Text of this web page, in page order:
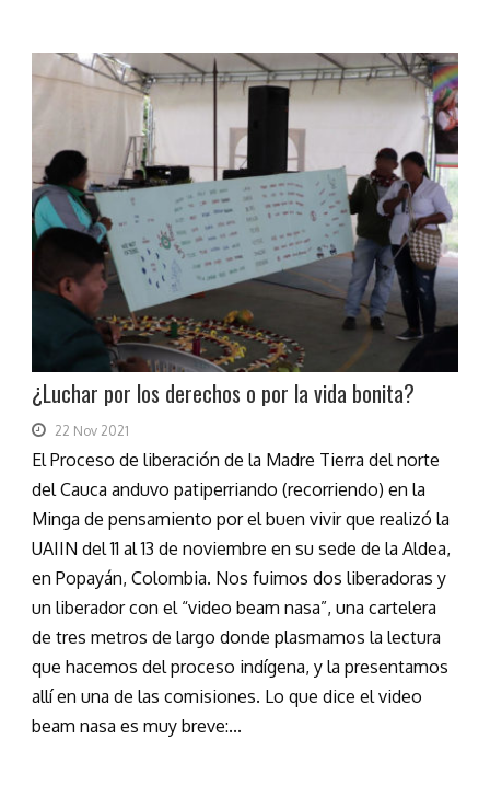
¿Luchar por los derechos o por la vida bonita?
22 Nov 2021
El Proceso de liberación de la Madre Tierra del norte
del Cauca anduvo patiperriando (recorriendo) en la
Minga de pensamiento por el buen vivir que realizó la
UAIIN del 11 al 13 de noviembre en su sede de la Aldea,
en Popayán, Colombia. Nos fuimos dos liberadoras y
un liberador con el “video beam nasa”, una cartelera
de tres metros de largo donde plasmamos la lectura
que hacemos del proceso indígena, y la presentamos
allí en una de las comisiones. Lo que dice el video
beam nasa es muy breve:...